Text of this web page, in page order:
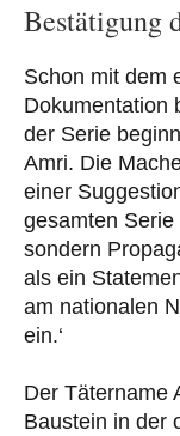
Bestätigung
Schon mit dem
Dokumentation
der Serie
Amri. Die
einer
gesamten
sondern
als ein
am nationalen
ein.‘
Der Tätername
Baustein in der